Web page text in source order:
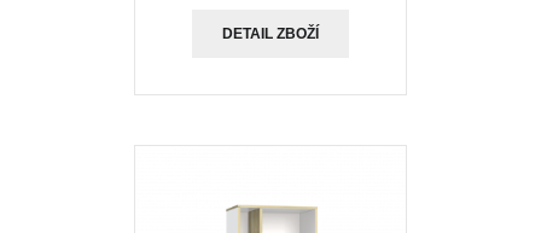
DETAIL ZBOŽÍ